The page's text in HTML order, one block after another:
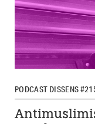
PODCAST DISSENS